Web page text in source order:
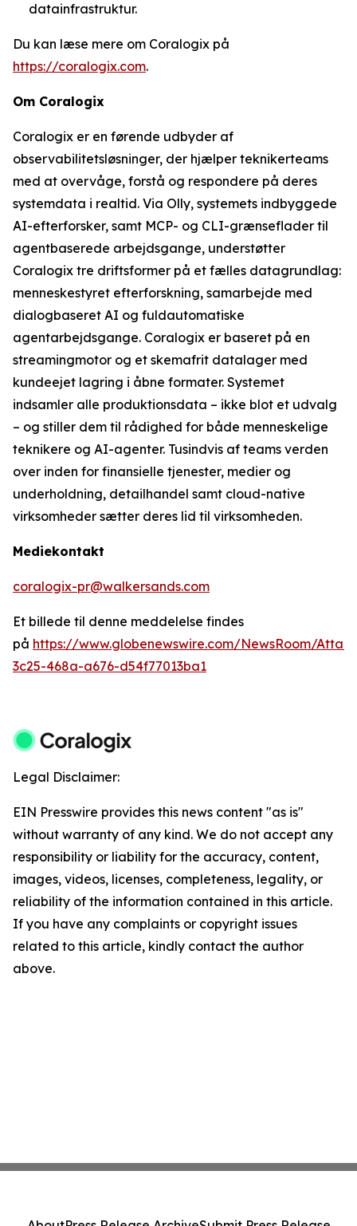
datainfrastruktur.
Du kan læse mere om Coralogix på
https://coralogix.com.
Om Coralogix
Coralogix er en førende udbyder af
observabilitetsløsninger, der hjælper teknikerteams
med at overvåge, forstå og respondere på deres
systemdata i realtid. Via Olly, systemets indbyggede
AI-efterforsker, samt MCP- og CLI-grænseflader til
agentbaserede arbejdsgange, understøtter
Coralogix tre driftsformer på et fælles datagrundlag:
menneskestyret efterforskning, samarbejde med
dialogbaseret AI og fuldautomatiske
agentarbejdsgange. Coralogix er baseret på en
streamingmotor og et skemafrit datalager med
kundeejet lagring i åbne formater. Systemet
indsamler alle produktionsdata – ikke blot et udvalg
– og stiller dem til rådighed for både menneskelige
teknikere og AI-agenter. Tusindvis af teams verden
over inden for finansielle tjenester, medier og
underholdning, detailhandel samt cloud-native
virksomheder sætter deres lid til virksomheden.
Mediekontakt
coralogix-pr@walkersands.com
Et billede til denne meddelelse findes
på https://www.globenewswire.com/NewsRoom/
3c25-468a-a676-d54f77013ba1
Legal Disclaimer:
EIN Presswire provides this news content "as is"
without warranty of any kind. We do not accept any
responsibility or liability for the accuracy, content,
images, videos, licenses, completeness, legality, or
reliability of the information contained in this article.
If you have any complaints or copyright issues
related to this article, kindly contact the author
above.